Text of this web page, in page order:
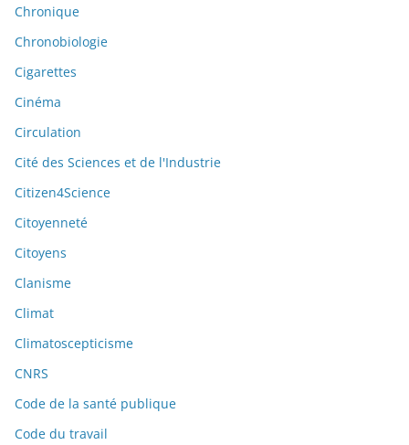
Chronique
Chronobiologie
Cigarettes
Cinéma
Circulation
Cité des Sciences et de l'Industrie
Citizen4Science
Citoyenneté
Citoyens
Clanisme
Climat
Climatoscepticisme
CNRS
Code de la santé publique
Code du travail